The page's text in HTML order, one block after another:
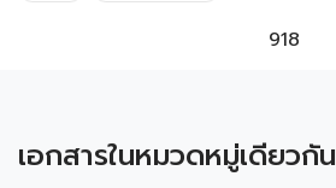
918
เอกสารในหมวดหมู่เดียวกัน